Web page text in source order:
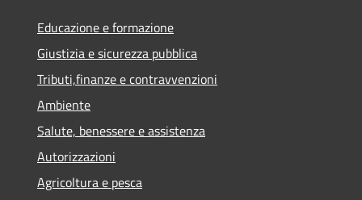
Educazione e formazione
Giustizia e sicurezza pubblica
Tributi,finanze e contravvenzioni
Ambiente
Salute, benessere e assistenza
Autorizzazioni
Agricoltura e pesca